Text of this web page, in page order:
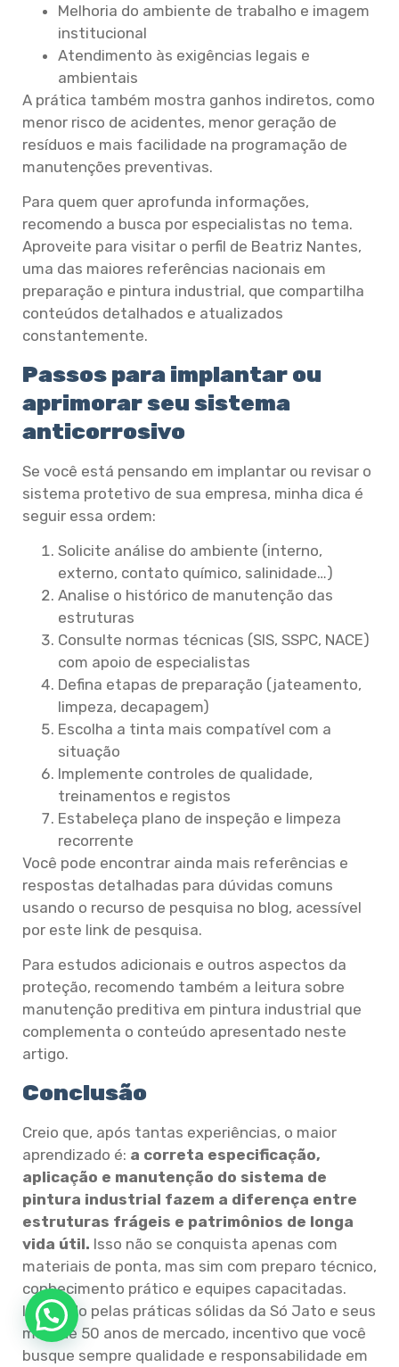
Melhoria do ambiente de trabalho e imagem
institucional
Atendimento às exigências legais e
ambientais
A prática também mostra ganhos indiretos, como
menor risco de acidentes, menor geração de
resíduos e mais facilidade na programação de
manutenções preventivas.
Para quem quer aprofunda informações,
recomendo a busca por especialistas no tema.
Aproveite para visitar o perfil de Beatriz Nantes,
uma das maiores referências nacionais em
preparação e pintura industrial, que compartilha
conteúdos detalhados e atualizados
constantemente.
Passos para implantar ou
aprimorar seu sistema
anticorrosivo
Se você está pensando em implantar ou revisar o
sistema protetivo de sua empresa, minha dica é
seguir essa ordem:
Solicite análise do ambiente (interno,
externo, contato químico, salinidade…)
Analise o histórico de manutenção das
estruturas
Consulte normas técnicas (SIS, SSPC, NACE)
com apoio de especialistas
Defina etapas de preparação (jateamento,
limpeza, decapagem)
Escolha a tinta mais compatível com a
situação
Implemente controles de qualidade,
treinamentos e registos
Estabeleça plano de inspeção e limpeza
recorrente
Você pode encontrar ainda mais referências e
respostas detalhadas para dúvidas comuns
usando o recurso de pesquisa no blog, acessível
por este link de pesquisa.
Para estudos adicionais e outros aspectos da
proteção, recomendo também a leitura sobre
manutenção preditiva em pintura industrial que
complementa o conteúdo apresentado neste
artigo.
Conclusão
Creio que, após tantas experiências, o maior
aprendizado é: a correta especificação,
aplicação e manutenção do sistema de
pintura industrial fazem a diferença entre
estruturas frágeis e patrimônios de longa
vida útil. Isso não se conquista apenas com
materiais de ponta, mas sim com preparo técnico,
conhecimento prático e equipes capacitadas.
Inspirado pelas práticas sólidas da Só Jato e seus
mais de 50 anos de mercado, incentivo que você
busque sempre qualidade e responsabilidade em